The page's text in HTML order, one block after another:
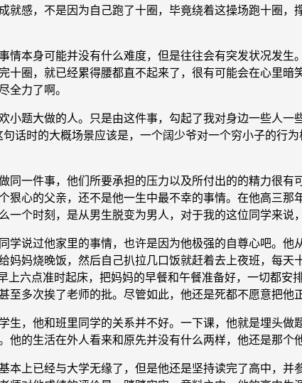
就感，不是因为自己跑了十圈，毕竟绕着这操场跑十圈
本身可能并没有什么难度，但是往往会有突发状况发生
十圈，就已经累得腰都直不起来了，很有可能会在心里
全力了啊。
题大做的人。只是由这件事，勾起了我对身边一些人一
话时的大概场景应该是，一个阔少爷对一个穷小子的行
一件事，他们所要承担的压力以及所付出的的精力很有
狠心的父亲，还不是他一生中最不幸的事情。在他高三
一个时刻，是从男生脱变为男人，对于我的这位同学来说
说过他家里的事情，也许是因为他极强的自尊心吧。他
妈妈烧晚饭，然后自己扒拉几口饭就赶着去上夜班，每
早上六点准时起床，把妈妈的早餐和午餐准备好，一切都
至多次挨了老师的批。尽管如此，他还是死都不愿意把他
，他和班里同学的关系并不好。一下课，他就是埋头做
他的生活在外人看来和原先并没有什么两样，他还是那个他
上已经与大学无缘了，但是他还是坚持读完了高中，并